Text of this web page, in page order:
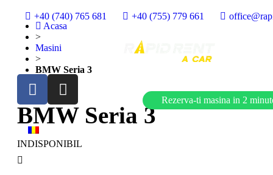
+40 (740) 765 681 +40 (755) 779 661
Acasa
>
Masini
>
BMW Seria 3
BMW Seria 3
INDISPONIBIL
Rezerva-ti masina in 2